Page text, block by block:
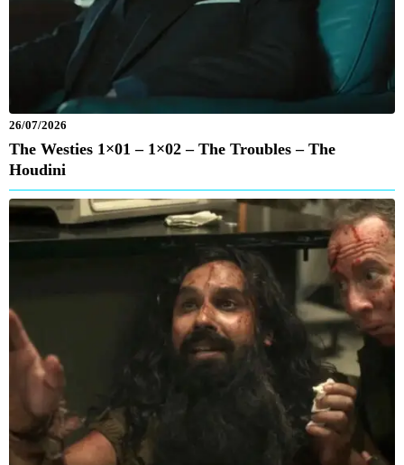
26/07/2026
The Westies 1×01 – 1×02 – The Troubles – The
Houdini